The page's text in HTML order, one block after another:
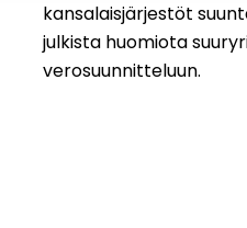
kansalaisjärjestöt
julkista huomiota
verosuunnitteluun.